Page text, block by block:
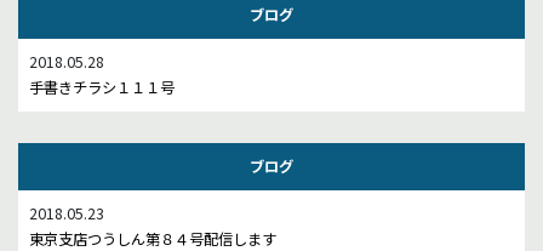
ブログ
2018.05.28
手書きチラシ１１１号
ブログ
2018.05.23
東京支店つうしん第８４号配信します